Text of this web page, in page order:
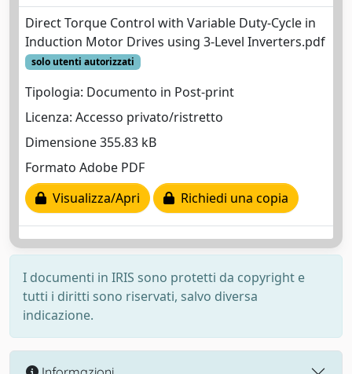
Direct Torque Control with Variable Duty-Cycle in
Induction Motor Drives using 3-Level Inverters.pdf
solo utenti autorizzati
Tipologia: Documento in Post-print
Licenza: Accesso privato/ristretto
Dimensione 355.83 kB
Formato Adobe PDF
Visualizza/Apri
Richiedi una copia
I documenti in IRIS sono protetti da copyright e
tutti i diritti sono riservati, salvo diversa
indicazione.